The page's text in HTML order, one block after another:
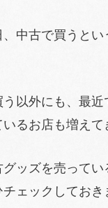
中古で買うとい
以外にも、最近
るお店も増えて
ッズを売ってい
ェックしておき